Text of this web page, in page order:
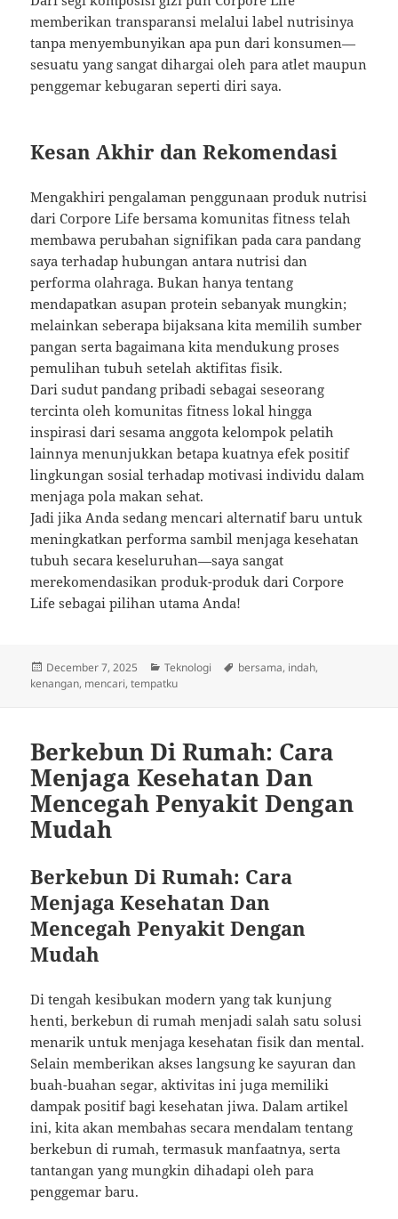
memberikan transparansi melalui label nutrisinya
tanpa menyembunyikan apa pun dari konsumen—
sesuatu yang sangat dihargai oleh para atlet maupun
penggemar kebugaran seperti diri saya.
Kesan Akhir dan Rekomendasi
Mengakhiri pengalaman penggunaan produk nutrisi
dari Corpore Life bersama komunitas fitness telah
membawa perubahan signifikan pada cara pandang
saya terhadap hubungan antara nutrisi dan
performa olahraga. Bukan hanya tentang
mendapatkan asupan protein sebanyak mungkin;
melainkan seberapa bijaksana kita memilih sumber
pangan serta bagaimana kita mendukung proses
pemulihan tubuh setelah aktifitas fisik.
Dari sudut pandang pribadi sebagai seseorang
tercinta oleh komunitas fitness lokal hingga
inspirasi dari sesama anggota kelompok pelatih
lainnya menunjukkan betapa kuatnya efek positif
lingkungan sosial terhadap motivasi individu dalam
menjaga pola makan sehat.
Jadi jika Anda sedang mencari alternatif baru untuk
meningkatkan performa sambil menjaga kesehatan
tubuh secara keseluruhan—saya sangat
merekomendasikan produk-produk dari Corpore
Life sebagai pilihan utama Anda!
Posted
on
December 7, 2025 Categories
Teknologi Tags
bersama, indah,
kenangan, mencari,tempatku
Berkebun Di Rumah: Cara
Menjaga Kesehatan Dan
Mencegah Penyakit Dengan
Mudah
Berkebun Di Rumah: Cara
Menjaga Kesehatan Dan
Mencegah Penyakit Dengan
Mudah
Di tengah kesibukan modern yang tak kunjung
henti, berkebun di rumah menjadi salah satu solusi
menarik untuk menjaga kesehatan fisik dan mental.
Selain memberikan akses langsung ke sayuran dan
buah-buahan segar, aktivitas ini juga memiliki
dampak positif bagi kesehatan jiwa. Dalam artikel
ini, kita akan membahas secara mendalam tentang
berkebun di rumah, termasuk manfaatnya, serta
tantangan yang mungkin dihadapi oleh para
penggemar baru.